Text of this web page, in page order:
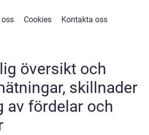
oss Cookies Kontakta oss
översikt och
skillnader
av fördelar och